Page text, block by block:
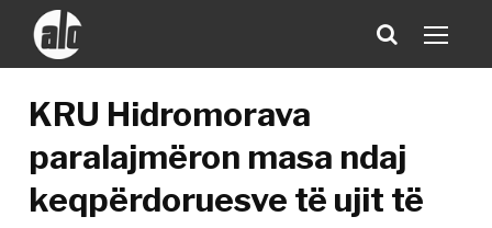
KRU Hidromorava
paralajmëron masa ndaj
keqpërdoruesve të ujit të